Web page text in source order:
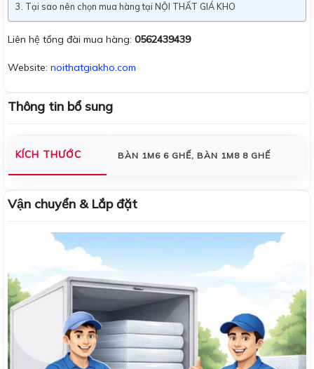
Tại sao nên chọn mua hàng tại NỘI THẤT GIÁ KHO
Liên hệ tổng đài mua hàng: 0562439439
Website: noithatgiakho.com
Thông tin bổ sung
KÍCH THƯỚC BÀN 1M6 6 GHẾ, BÀN 1M8 8 GHẾ
Vận chuyển & Lắp đặt